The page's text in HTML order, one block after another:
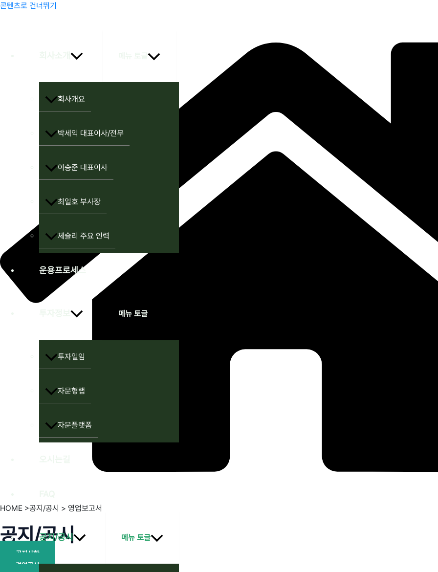
콘텐츠로 건너뛰기
회사개요
박세익 대표이사/전무
이승준 대표이사
최일호 부사장
체슬리 주요 인력
운용프로세스
메뉴 토글
투자일임
자문형랩
자문플랫폼
공지/공시 메뉴 토글
HOME >공지/공시 > 영업보고서
공지/공시
공지사항
경영공시